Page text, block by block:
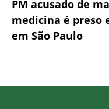
PM acusado de
medicina é preso
em São Paulo